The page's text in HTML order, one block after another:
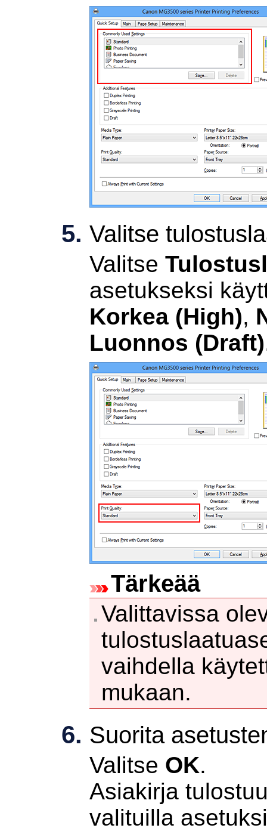
Valitse
Valitse
asetukseksi
Korkea (High),
Luonnos (Draft)
Tärkeää
Valittavissa
vaihdella
mukaan.
Suorita
Valitse OK.
Asiakirja
valituilla